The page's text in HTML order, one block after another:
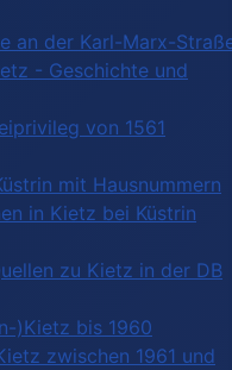
an der Karl-Marx-
- Geschichte und
von 1561
mit Hausnummern
in Kietz bei Küstrin
zu Kietz in der DB
)Kietz bis 1960
zwischen 1961 und